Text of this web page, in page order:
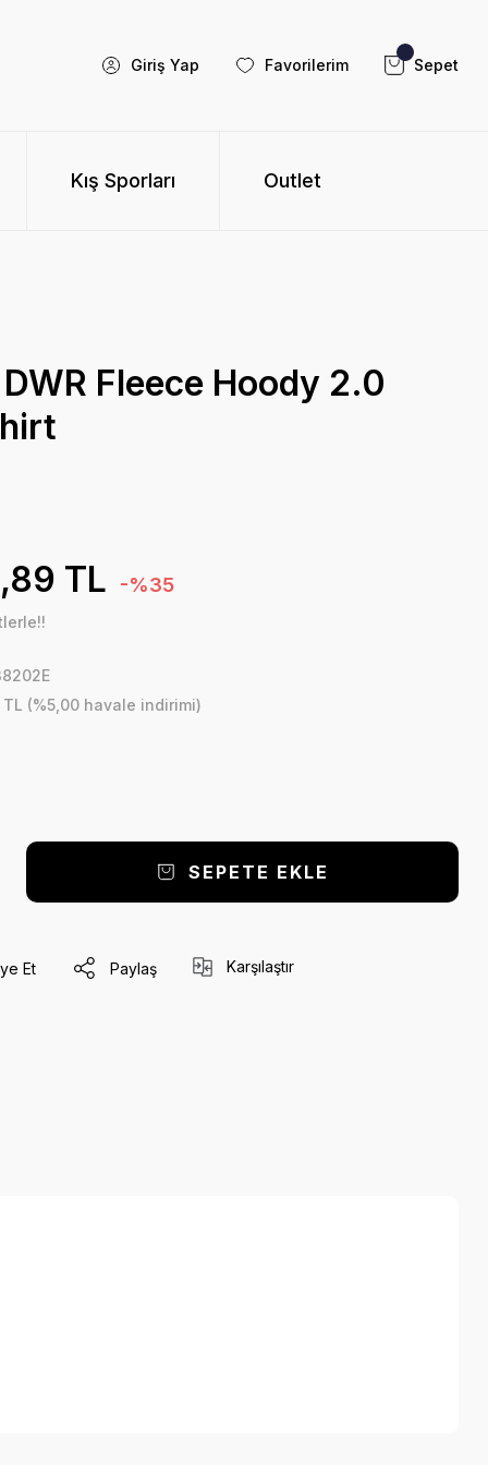
Giriş Yap Favorilerim Sepet
Kış Sporları Outlet
Fleece Hoody 2.0
TL -%35
(%5,00 havale indirimi)
SEPETE EKLE
Et Paylaş Karşılaştır